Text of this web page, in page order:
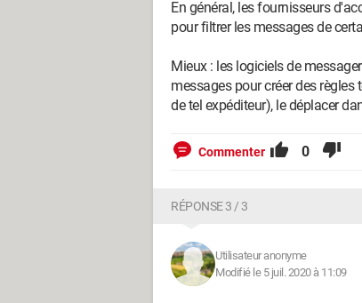
En général, les fournisseurs
pour filtrer les messages de
Mieux : les logiciels de
messages pour créer des
de tel expéditeur), le déplacer
Commenter 0
RÉPONSE 3 / 3
Utilisateur anonyme
Modifié le 5 juil. 2020 à 11:09